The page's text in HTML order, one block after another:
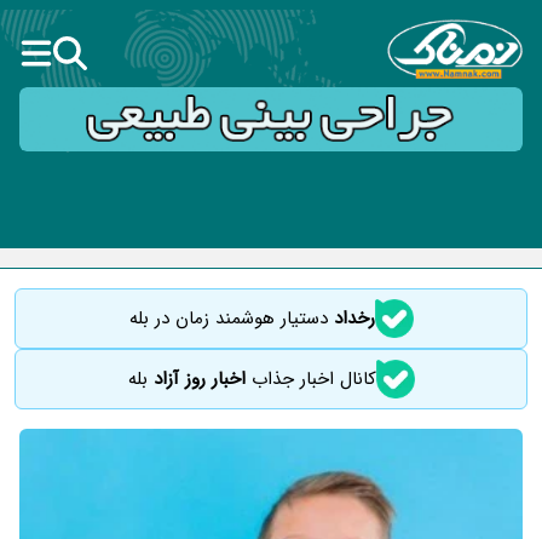
رخداددستیار هوشمند زمان در بله
کانال اخبار جذاباخبار روز آزاد بله